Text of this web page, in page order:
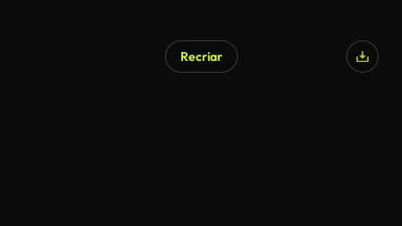
Recriar